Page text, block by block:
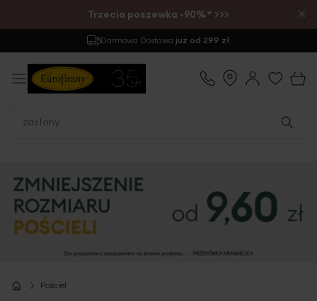
Trzecia poszewka -90%* >>> ×
Darmowa Dostawa już od 299 zł
Pościel